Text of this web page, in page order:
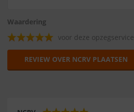
Waardering
voor deze opzegservice
REVIEW OVER NCRV PLAATSEN